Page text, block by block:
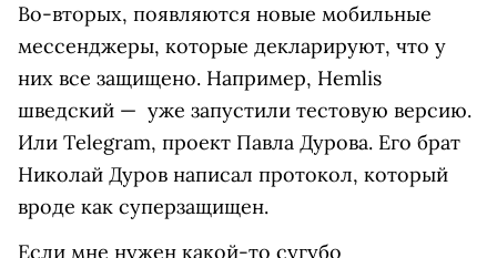
Во-вторых, появляются новые мобильные
мессенджеры, которые декларируют, что у
них все защищено. Например, Hemlis
шведский — уже запустили тестовую версию.
Или Telegram, проект Павла Дурова. Его брат
Николай Дуров написал протокол, который
вроде как суперзащищен.
Если мне нужен какой-то сугубо